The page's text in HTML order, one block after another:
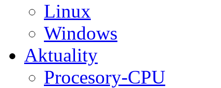
Linux
Windows
Aktuality
Procesory-CPU